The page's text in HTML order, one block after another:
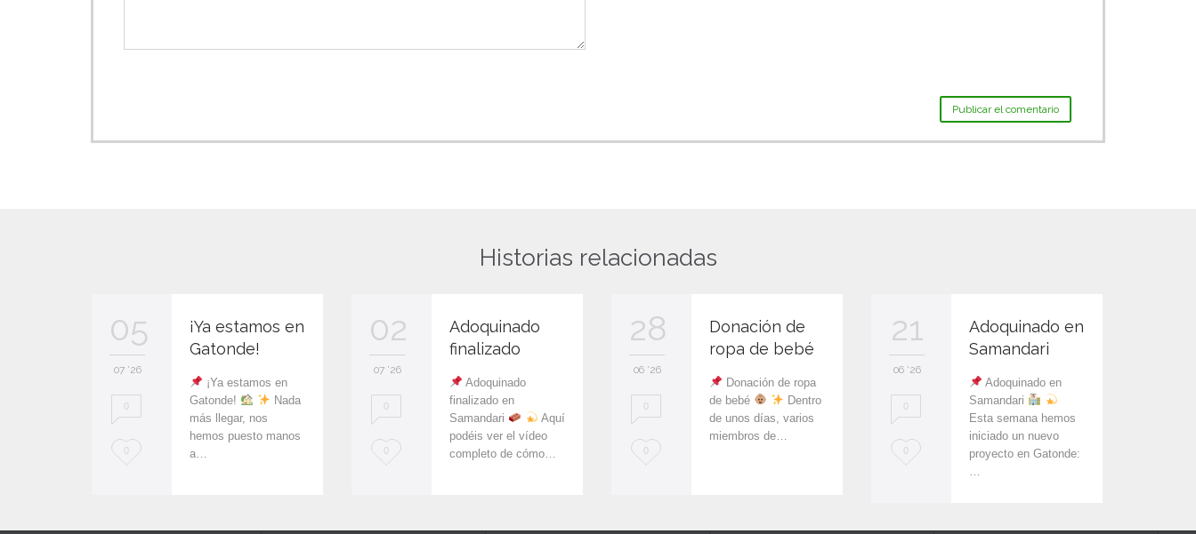
Historias relacionadas
05
07 '26
0
L0
¡Ya estamos en
Gatonde!
¡Ya estamos en
Gatonde!
Nada
más llegar, nos
hemos puesto manos
a…
02
07 '26
0
L0
Adoquinado
finalizado
Adoquinado
finalizado en
Samandari
Aquí
podéis ver el vídeo
completo de cómo…
28
06 '26
0
L0
Donación de
ropa de bebé
Donación de ropa
de bebé
Dentro
de unos días, varios
miembros de…
21
06 '26
0
L0
Adoquinado en
Samandari
Adoquinado en
Samandari
Esta semana hemos
iniciado un nuevo
proyecto en Gatonde: